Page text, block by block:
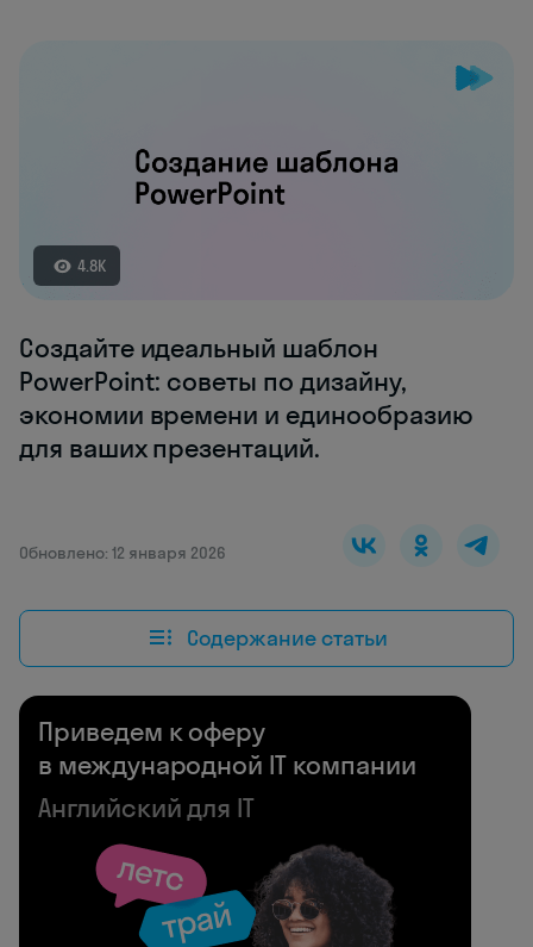
4.8K
Создайте идеальный шаблон
PowerPoint: советы по дизайну,
экономии времени и единообразию
для ваших презентаций.
Обновлено: 12 января 2026
Содержание статьи
Приведем к оферу
в международной IT компании
Английский для IT